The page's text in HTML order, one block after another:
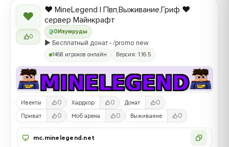
❤
0
0 Изумруды
❤️ MineLegend | Пвп,Выживание,Гриф ❤️
сервер Майнкрафт
▶️ Бесплатный донат - /promo new
1468 игроков онлайн Версия: 1.16.5
Ивенты 0 Хардкор 0 Донат 0
Приват 0 Моб арена 0 Выживание 0
mc.minelegend.net